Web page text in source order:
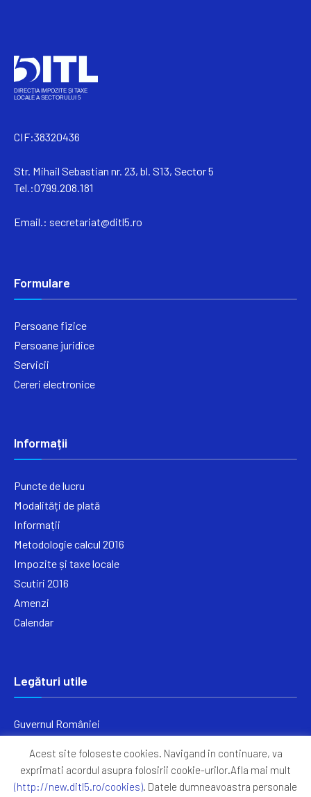
CIF:38320436
Str. Mihail Sebastian nr. 23, bl. S13, Sector 5
Tel.:0799.208.181
Email.: secretariat@ditl5.ro
Formulare
Persoane fizice
Persoane juridice
Servicii
Cereri electronice
Informații
Puncte de lucru
Modalități de plată
Informații
Metodologie calcul 2016
Impozite și taxe locale
Scutiri 2016
Amenzi
Calendar
Legături utile
Guvernul României
Primăria Sectorul 5
Acest site foloseste cookies. Navigand in continuare, va
exprimati acordul asupra folosirii cookie-urilor.Afla mai mult
(http://new.ditl5.ro/cookies). Datele dumneavoastra personale